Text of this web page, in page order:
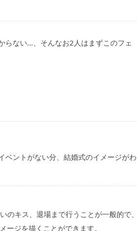
らない…、そんなお2人はまずこのフェ
ベントがない分、結婚式のイメージがわ
キス、退場まで行うことが一般的で、
ジを描くことができます。